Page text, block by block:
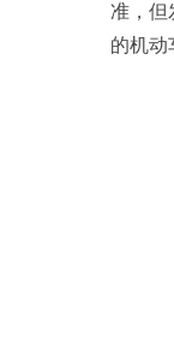
准，但
的机动